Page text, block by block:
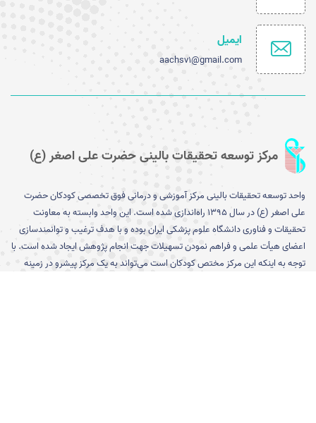
ایمیل
aachsv1@gmail.com
مرکز توسعه تحقیقات بالینی حضرت علی اصغر (ع)
واحد توسعه تحقیقات بالینی مرکز آموزشی و درمانی فوق تخصصی کودکان حضرت
علی اصغر (ع) در سال ۱۳۹۵ را­ه‌­اندازی شده است. این واحد وابسته به معاونت
تحقیقات و فناوری دانشگاه علوم پزشکی ایران بوده و با هدف ترغیب و توانمندسازی
اعضای هیأت علمی و فراهم نمودن تسهیلات جهت انجام پژوهش ایجاد شده است. با
توجه به اینکه این مرکز مختص کودکان است می­‌تواند به یک مرکز پیشرو در زمینه